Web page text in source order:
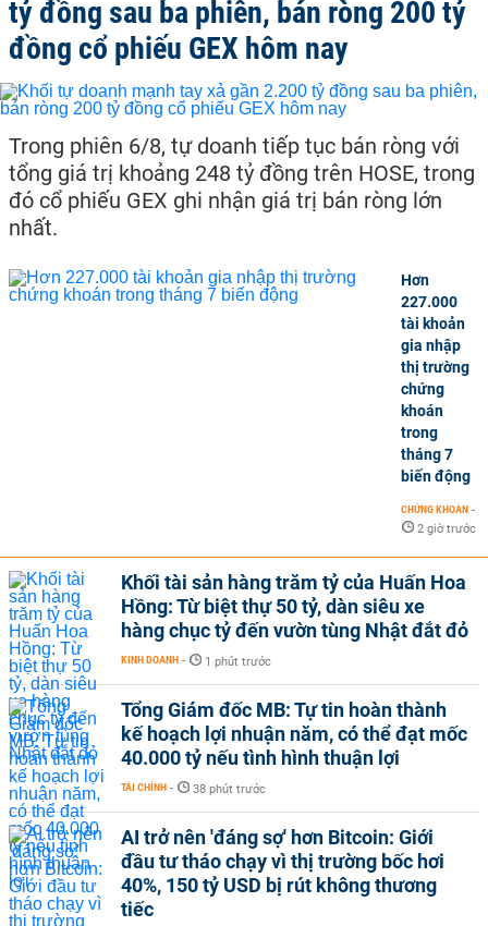
tỷ đồng sau ba phiên, bán ròng 200 tỷ
đồng cổ phiếu GEX hôm nay
Trong phiên 6/8, tự doanh tiếp tục bán ròng với
tổng giá trị khoảng 248 tỷ đồng trên HOSE, trong
đó cổ phiếu GEX ghi nhận giá trị bán ròng lớn
nhất.
Hơn
227.000
tài khoản
gia nhập
thị trường
chứng
khoán
trong
tháng 7
biến động
CHỨNG KHOÁN -
2 giờ trước
Khối tài sản hàng trăm tỷ của Huấn Hoa
Hồng: Từ biệt thự 50 tỷ, dàn siêu xe
hàng chục tỷ đến vườn tùng Nhật đắt đỏ
KINH DOANH - 1 phút trước
Tổng Giám đốc MB: Tự tin hoàn thành
kế hoạch lợi nhuận năm, có thể đạt mốc
40.000 tỷ nếu tình hình thuận lợi
TÀI CHÍNH - 38 phút trước
AI trở nên 'đáng sợ' hơn Bitcoin: Giới
đầu tư tháo chạy vì thị trường bốc hơi
40%, 150 tỷ USD bị rút không thương
tiếc